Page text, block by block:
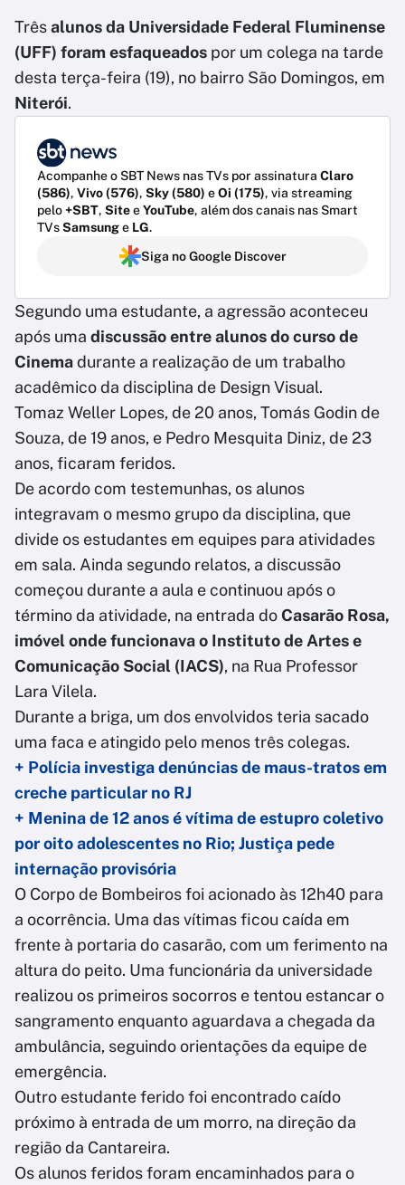
Trêsalunos da Universidade Federal Fluminense
(UFF) foram esfaqueados por um colega na tarde
desta terça-feira (19), no bairro São Domingos, em
Niterói.
Acompanhe o SBT News nas TVs por assinatura Claro
(586), Vivo (576), Sky (580) eOi (175), via streaming
pelo+SBT, SiteeYouTube, além dos canais nas Smart
TVsSamsunge LG.
Siga no Google Discover
Segundo uma estudante, a agressão aconteceu
após uma discussão entre alunos do curso de
Cinemadurante a realização de um trabalho
acadêmico da disciplina de Design Visual.
Tomaz Weller Lopes, de 20 anos, Tomás Godin de
Souza, de 19 anos, e Pedro Mesquita Diniz, de 23
anos, ficaram feridos.
De acordo com testemunhas, os alunos
integravam o mesmo grupo da disciplina, que
divide os estudantes em equipes para atividades
em sala. Ainda segundo relatos, a discussão
começou durante a aula e continuou após o
término da atividade, na entrada doCasarão Rosa,
imóvel onde funcionava o Instituto de Artes e
Comunicação Social (IACS), na Rua Professor
Lara Vilela.
Durante a briga, um dos envolvidos teria sacado
uma faca e atingido pelo menos três colegas.
+ Polícia investiga denúncias de maus-tratos em
creche particular no RJ
+ Menina de 12 anos é vítima de estupro coletivo
por oito adolescentes no Rio; Justiça pede
internação provisória
O Corpo de Bombeiros foi acionado às 12h40 para
a ocorrência. Uma das vítimas ficou caída em
frente à portaria do casarão, com um ferimento na
altura do peito. Uma funcionária da universidade
realizou os primeiros socorros e tentou estancar o
sangramento enquanto aguardava a chegada da
ambulância, seguindo orientações da equipe de
emergência.
Outro estudante ferido foi encontrado caído
próximo à entrada de um morro, na direção da
região da Cantareira.
Os alunos feridos foram encaminhados para o